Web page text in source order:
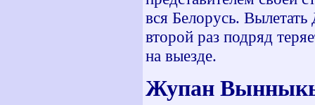
вся Белорусь.
второй раз подряд
на выезде.
Жупан